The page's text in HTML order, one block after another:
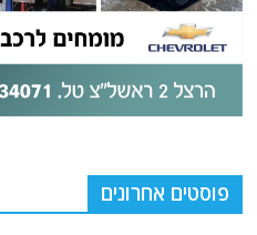
פוסטים אחרונים